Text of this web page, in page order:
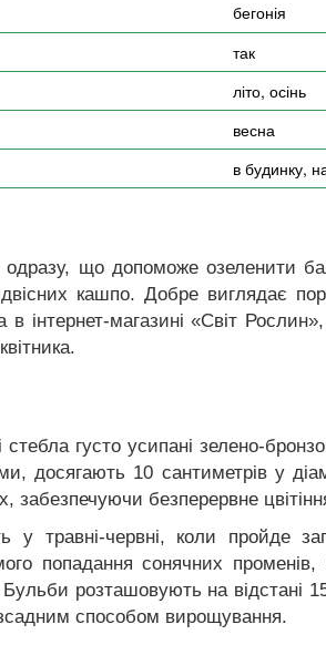
бегонія
так
літо, осінь
весна
в будинку,
одразу, що допоможе озеленити
кашпо. Добре виглядає
інтернет-магазині «Світ
густо усипані зелено-
10 сантиметрів у
забезпечуючи безперервне
у травні-червні, коли пройде
попадання сонячних
розташовують на відстані
способом вирощування.